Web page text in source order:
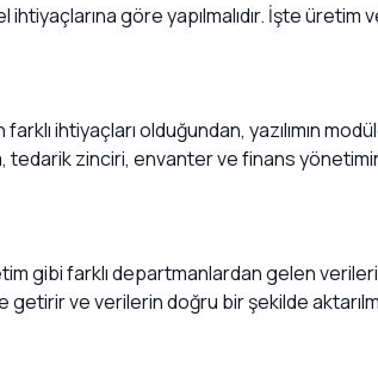
göre yapılmalıdır. İşte üretim
ihtiyaçları olduğundan, yazılımın
tedarik zinciri, envanter ve finans
gibi farklı departmanlardan gelen
ve verilerin doğru bir şekilde